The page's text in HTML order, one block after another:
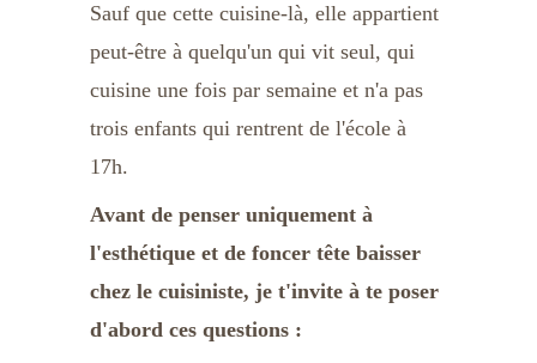
Sauf que cette cuisine-là, elle appartient
peut-être à quelqu'un qui vit seul, qui
cuisine une fois par semaine et n'a pas
trois enfants qui rentrent de l'école à
17h.
Avant de penser uniquement à
l'esthétique et de foncer tête baisser
chez le cuisiniste, je t'invite à te poser
d'abord ces questions :